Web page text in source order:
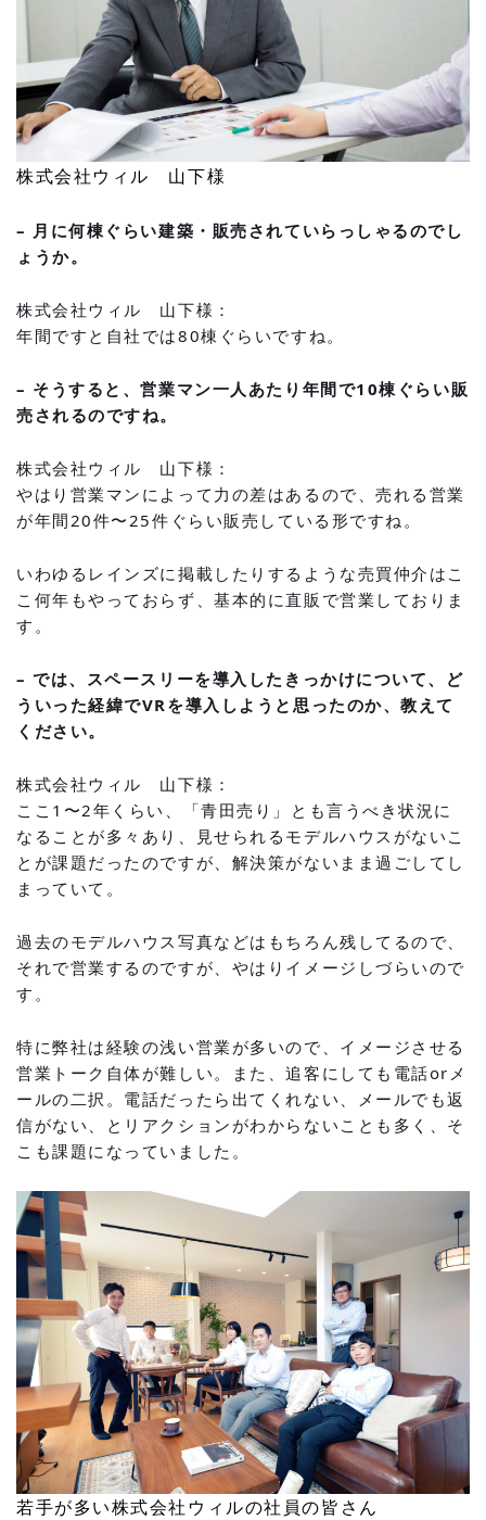
株式会社ウィル 山下様
– 月に何棟ぐらい建築・販売されていらっしゃるのでし
ょうか。
株式会社ウィル 山下様：
年間ですと自社では80棟ぐらいですね。
– そうすると、営業マン一人あたり年間で10棟ぐらい販
売されるのですね。
株式会社ウィル 山下様：
やはり営業マンによって力の差はあるので、売れる営業
が年間20件〜25件ぐらい販売している形ですね。
いわゆるレインズに掲載したりするような売買仲介はこ
こ何年もやっておらず、基本的に直販で営業しておりま
す。
– では、スペースリーを導入したきっかけについて、ど
ういった経緯でVRを導入しようと思ったのか、教えて
ください。
株式会社ウィル 山下様：
ここ1〜2年くらい、「青田売り」とも言うべき状況に
なることが多々あり、見せられるモデルハウスがないこ
とが課題だったのですが、解決策がないまま過ごしてし
まっていて。
過去のモデルハウス写真などはもちろん残してるので、
それで営業するのですが、やはりイメージしづらいので
す。
特に弊社は経験の浅い営業が多いので、イメージさせる
営業トーク自体が難しい。また、追客にしても電話orメ
ールの二択。電話だったら出てくれない、メールでも返
信がない、とリアクションがわからないことも多く、そ
こも課題になっていました。
若手が多い株式会社ウィルの社員の皆さん